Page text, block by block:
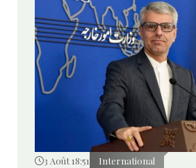
3 Août 18:51 International